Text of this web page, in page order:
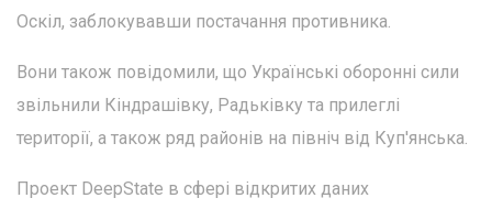
Оскіл, заблокувавши постачання противника.
Вони також повідомили, що Українські оборонні сили
звільнили Кіндрашівку, Радьківку та прилеглі
території, а також ряд районів на північ від Куп'янська.
Проект DeepState в сфері відкритих даних